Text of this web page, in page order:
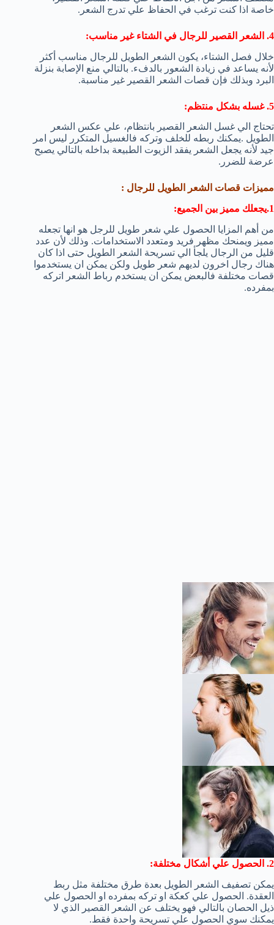
خاصة اذا كنت ترغب في الحفاظ علي تدرج الشعر.
4. الشعر القصير للرجال في الشتاء غير مناسب:
خلال فصل الشتاء، يكون الشعر الطويل للرجال مناسب أكثر
لأنه يساعد في زيادة الشعور بالدفء. بالتالي منع الإصابة بنزلة
البرد وبذلك فإن قصات الشعر القصير غير مناسبة.
5. غسله بشكل منتظم:
تحتاج الي غسل الشعر القصير بانتظام، علي عكس الشعر
الطويل .يمكنك ربطه للخلف وتركه فالغسيل المتكرر ليس امر
جيد لأنه يجعل الشعر يفقد الزيوت الطبيعة بداخله بالتالي يصبح
عرضة للضرر.
مميزات قصات الشعر الطويل للرجال :
1.يجعلك مميز بين الجميع:
من أهم المزايا الحصول علي شعر طويل للرجل هو انها تجعله
مميز ويمنحك مظهر فريد ومتعدد الاستخدامات. وذلك لأن عدد
قليل من الرجال يلجأ الي تسريحة الشعر الطويل حتى اذا كان
هناك رجال اخرون لديهم شعر طويل ولكن يمكن ان يستخدموا
قصات مختلفة فالبعض يمكن ان يستخدم رباط الشعر اتركه
بمفرده.
2. الحصول علي أشكال مختلفة:
يمكن تصفيف الشعر الطويل بعدة طرق مختلفة مثل ربط
العقدة. الحصول علي كعكة او تركه بمفرده او الحصول علي
ذيل الحصان بالتالي فهو يختلف عن الشعر القصير الذي لا
يمكنك سوي الحصول علي تسريحة واحدة فقط.